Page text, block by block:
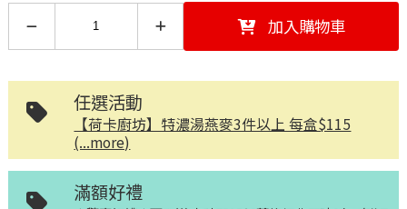
加入購物車
任選活動
【荷卡廚坊】特濃湯燕麥3件以上 每盒$115
(...more)
滿額好禮